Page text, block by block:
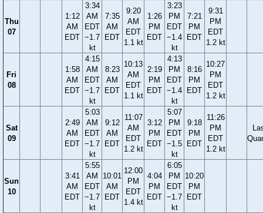
Thu
07
1:12
AM
EDT
3:34
AM
EDT
−1.7
kt
7:35
AM
EDT
9:20
AM
EDT
1.1 kt
1:26
PM
EDT
3:23
PM
EDT
−1.4
kt
7:21
PM
EDT
9:31
PM
EDT
1.2 kt
Fri
08
1:58
AM
EDT
4:15
AM
EDT
−1.7
kt
8:23
AM
EDT
10:13
AM
EDT
1.1 kt
2:19
PM
EDT
4:13
PM
EDT
−1.4
kt
8:16
PM
EDT
10:27
PM
EDT
1.2 kt
Sat
09
2:49
AM
EDT
5:03
AM
EDT
−1.7
kt
9:12
AM
EDT
11:07
AM
EDT
1.2 kt
3:12
PM
EDT
5:07
PM
EDT
−1.5
kt
9:18
PM
EDT
11:26
PM
EDT
1.2 kt
Sun
10
3:41
AM
EDT
5:55
AM
EDT
−1.7
kt
10:01
AM
EDT
12:00
PM
EDT
1.4 kt
4:04
PM
EDT
6:05
PM
EDT
−1.7
kt
10:20
PM
EDT